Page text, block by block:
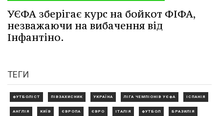
УЄФА зберігає курс на бойкот ФІФА,
незважаючи на вибачення від
Інфантіно.
ТЕГИ
ФУТБОЛІСТ ПІВЗАХИСНИК УКРАЇНА ЛІГА ЧЕМПІОНІВ УЄФА ІСПАНІЯ
АНГЛІЯ КИЇВ ЄВРОПА ЄВРО ІТАЛІЯ ФУТБОЛ БРАЗИЛІЯ